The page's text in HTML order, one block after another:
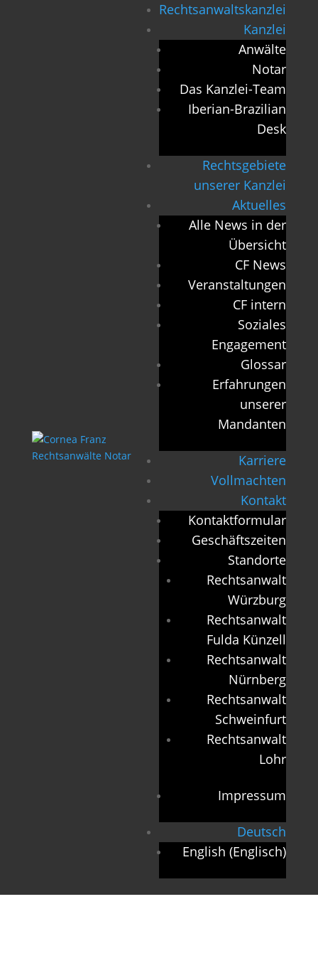
Rechtsanwaltskanzlei
Kanzlei
Anwälte
Notar
Das Kanzlei-Team
Iberian-Brazilian
Desk
Rechtsgebiete
unserer Kanzlei
Aktuelles
Alle News in der
Übersicht
CF News
Veranstaltungen
CF intern
Soziales
Engagement
Glossar
Erfahrungen
unserer
Mandanten
Karriere
Vollmachten
Kontakt
Kontaktformular
Geschäftszeiten
Standorte
Rechtsanwalt
Würzburg
Rechtsanwalt
Fulda Künzell
Rechtsanwalt
Nürnberg
Rechtsanwalt
Schweinfurt
Rechtsanwalt
Lohr
Impressum
Deutsch
English (Englisch)